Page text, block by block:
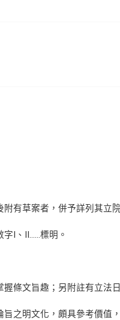
有草案者，併予詳列其立
Ⅰ、Ⅱ……標明。
條文旨趣；另附註有立法
之明文化，頗具參考價值